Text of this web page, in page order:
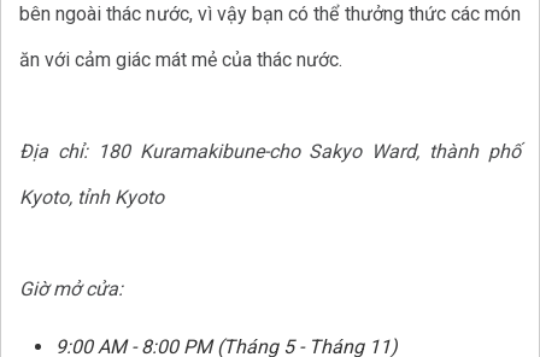
bên ngoài thác nước, vì vậy bạn có thể thưởng thức các món
ăn với cảm giác mát mẻ của thác nước.
Địa chỉ: 180 Kuramakibune-cho Sakyo Ward, thành phố
Kyoto, tỉnh Kyoto
Giờ mở cửa:
9:00 AM - 8:00 PM (Tháng 5 - Tháng 11)